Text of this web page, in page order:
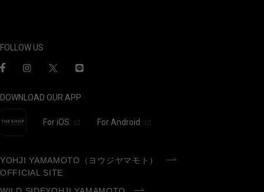
FOLLOW US
DOWNLOAD OUR APP
For iOS For Android
YOHJI YAMAMOTO（ヨウジヤマモト）
OFFICIAL SITE